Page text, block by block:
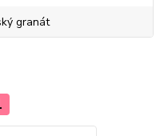
granát